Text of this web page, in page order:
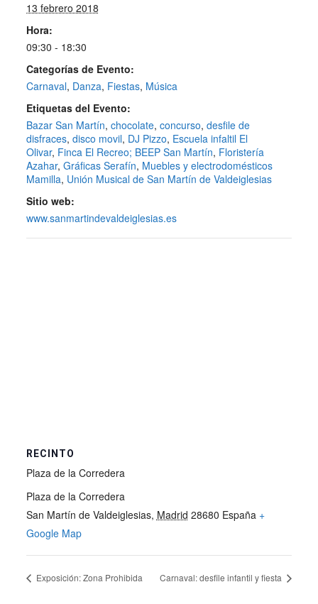
13 febrero 2018
Hora:
09:30 - 18:30
Categorías de Evento:
Carnaval, Danza, Fiestas, Música
Etiquetas del Evento:
Bazar San Martín, chocolate, concurso, desfile de
disfraces, disco movil, DJ Pizzo, Escuela infaltil El
Olivar, Finca El Recreo; BEEP San Martín, Floristería
Azahar, Gráficas Serafín, Muebles y electrodomésticos
Mamilla, Unión Musical de San Martín de Valdeiglesias
Sitio web:
www.sanmartindevaldeiglesias.es
RECINTO
Plaza de la Corredera
Plaza de la Corredera
San Martín de Valdeiglesias, Madrid 28680 España +
Google Map
Exposición: Zona Prohibida Carnaval: desfile infantil y fiesta